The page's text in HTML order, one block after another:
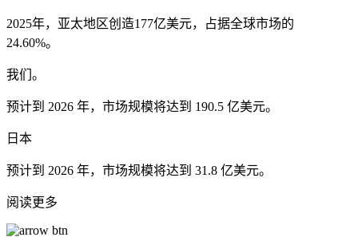
2025年，亚太地区创造177亿美元，占据全球市场的
24.60%。
我们。
预计到 2026 年，市场规模将达到 190.5 亿美元。
日本
预计到 2026 年，市场规模将达到 31.8 亿美元。
阅读更多